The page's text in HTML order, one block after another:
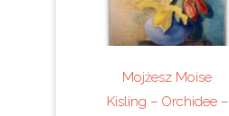
Mojżesz Moise
Kisling – Orchidee –